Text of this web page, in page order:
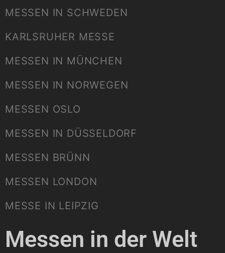
MESSEN IN SCHWEDEN
KARLSRUHER MESSE
MESSEN IN MÜNCHEN
MESSEN IN NORWEGEN
MESSEN OSLO
MESSEN IN DÜSSELDORF
MESSEN BRÜNN
MESSEN LONDON
MESSE IN LEIPZIG
Messen in der Welt